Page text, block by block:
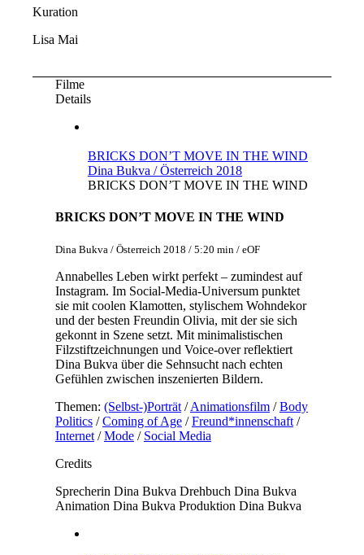
Kuration
Lisa Mai
Filme
Details
BRICKS DON’T MOVE IN THE WIND
Dina Bukva / Österreich 2018
BRICKS DON’T MOVE IN THE WIND
BRICKS DON’T MOVE IN THE WIND
Dina Bukva / Österreich 2018 / 5:20 min / eOF
Annabelles Leben wirkt perfekt – zumindest auf
Instagram. Im Social-Media-Universum punktet
sie mit coolen Klamotten, stylischem Wohndekor
und der besten Freundin Olivia, mit der sie sich
gekonnt in Szene setzt. Mit minimalistischen
Filzstiftzeichnungen und Voice-over reflektiert
Dina Bukva über die Sehnsucht nach echten
Gefühlen zwischen inszenierten Bildern.
Themen: (Selbst-)Porträt/Animationsfilm/Body
Politics/Coming of Age/Freund*innenschaft/
Internet/Mode/ Social Media
Credits
Sprecherin Dina Bukva Drehbuch Dina Bukva
Animation Dina Bukva Produktion Dina Bukva